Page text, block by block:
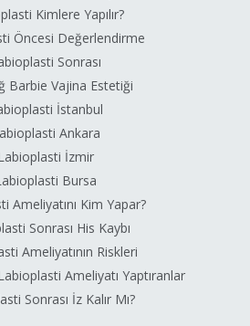
Kimlere Yapılır?
Öncesi Değerlendirme
Sonrası
Barbie Vajina Estetiği
İstanbul
Ankara
İzmir
Bursa
Ameliyatını Kim Yapar?
Sonrası His Kaybı
Ameliyatının Riskleri
Ameliyatı Yaptıranlar
Sonrası İz Kalır Mı?